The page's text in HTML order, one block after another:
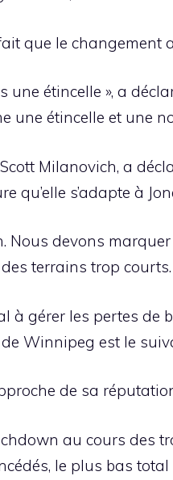
que le
une étincelle », a
une étincelle et une
Milanovich, a
qu’elle s’adapte à
Nous devons
terrains trop courts.
à gérer les pertes de
Winnipeg est le
de sa
au cours des
le plus bas